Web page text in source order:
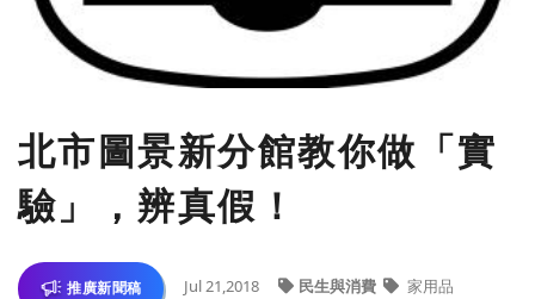
北市圖景新分館教你做「實
驗」，辨真假！
推廣新聞稿 Jul 21,2018 民生與消費 家用品